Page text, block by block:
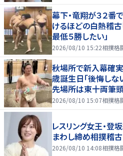
幕下・竜翔が３２
けるほどの白熱稽古
最低５勝したい」
2026/08/10 15:22相撲格
秋場所で新入幕確実
歳誕生日「後悔しな
先場所は東十両筆
2026/08/10 15:07相撲格
レスリング女王・
まわし締め相撲稽
2026/08/10 14:08相撲格